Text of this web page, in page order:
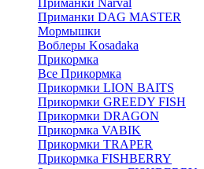
Приманки Narval
Приманки DAG MASTER
Мормышки
Воблеры Kosadaka
Прикормка
Все Прикормка
Прикормки LION BAITS
Прикормки GREEDY FISH
Прикормки DRAGON
Прикормка VABIK
Прикормки TRAPER
Прикормка FISHBERRY